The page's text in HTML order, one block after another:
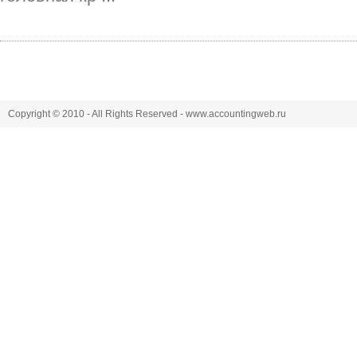
Copyright © 2010 - All Rights Reserved - www.accountingweb.ru